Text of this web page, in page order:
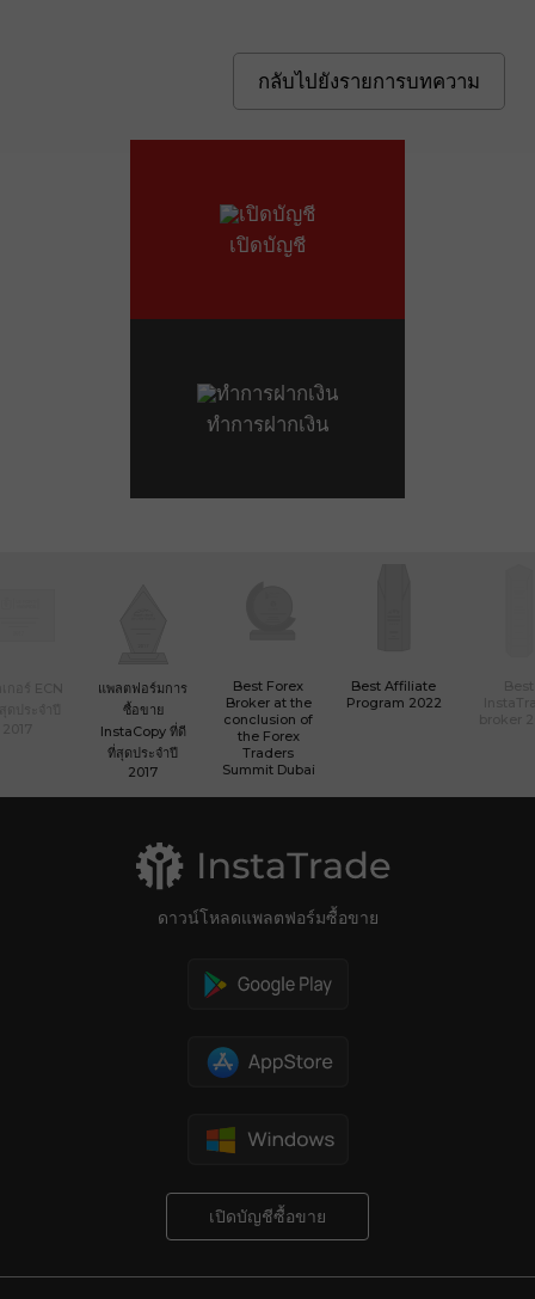
กลับไปยังรายการบทความ
เปิดบัญชี
ทำการฝากเงิน
แพลตฟอร์มการ
ซื้อขาย
InstaCopy ที่ดี
ที่สุดประจำปี
2017
Best Forex
Broker at the
conclusion of
the Forex
Traders
Summit Dubai
Best Affiliate
Program 2022
ดาวน์โหลดแพลตฟอร์มซื้อขาย
เปิดบัญชีซื้อขาย